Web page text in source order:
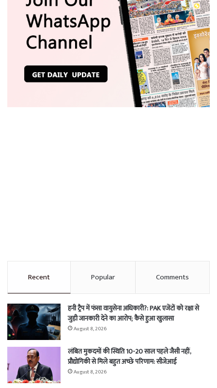
Recent Popular Comments
हनी ट्रैप में फंसा वायुसेना अधिकारी?: PAK एजेंटों को रक्षा से
जुड़ी जानकारी देने का आरोप; कैसे हुआ खुलासा
August 8, 2026
लंबित मुकदमों की स्थिति 10-20 साल पहले जैसी नहीं,
प्रौद्योगिकी से मिले बहुत अच्छे परिणाम: सीजेआई
August 8, 2026